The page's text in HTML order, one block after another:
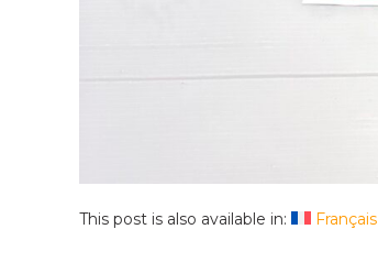
This post is also available in: Français